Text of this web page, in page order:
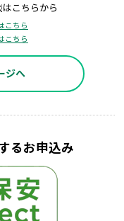
こちらから
こちら
こちら
ジへ
るお申込み